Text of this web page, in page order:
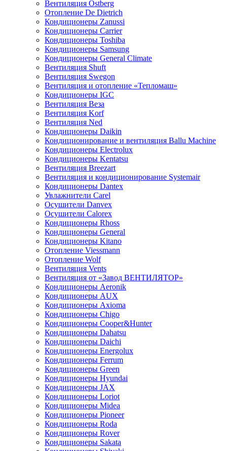
Вентиляция Ostberg
Отопление De Dietrich
Кондиционеры Zanussi
Кондиционеры Carrier
Кондиционеры Toshiba
Кондиционеры Samsung
Кондиционеры General Climate
Вентиляция Shuft
Вентиляция Swegon
Вентиляция и отопление «Тепломаш»
Кондиционеры IGC
Вентиляция Веза
Вентиляция Korf
Вентиляция Ned
Кондиционеры Daikin
Кондиционирование и вентиляция Ballu Machine
Кондиционеры Electrolux
Кондиционеры Kentatsu
Вентиляция Breezart
Вентиляция и кондиционирование Systemair
Кондиционеры Dantex
Увлажнители Carel
Осушители Danvex
Осушители Calorex
Кондиционеры Rhoss
Кондиционеры General
Кондиционеры Kitano
Отопление Viessmann
Отопление Wolf
Вентиляция Vents
Вентиляция от «Завод ВЕНТИЛЯТОР»
Кондиционеры Aeronik
Кондиционеры AUX
Кондиционеры Axioma
Кондиционеры Chigo
Кондиционеры Cooper&Hunter
Кондиционеры Dahatsu
Кондиционеры Daichi
Кондиционеры Energolux
Кондиционеры Ferrum
Кондиционеры Green
Кондиционеры Hyundai
Кондиционеры JAX
Кондиционеры Loriot
Кондиционеры Midea
Кондиционеры Pioneer
Кондиционеры Roda
Кондиционеры Rover
Кондиционеры Sakata